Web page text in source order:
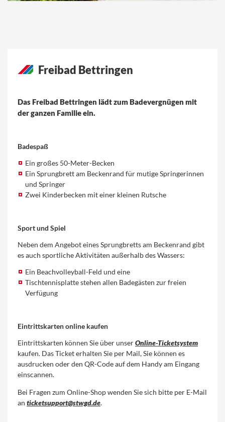
Freibad Bettringen
Das Freibad Bettringen lädt zum Badevergnügen mit
der ganzen Familie ein.
Badespaß
Ein großes 50-Meter-Becken
Ein Sprungbrett am Beckenrand für mutige Springerinnen
und Springer
Zwei Kinderbecken mit einer kleinen Rutsche
Sport und Spiel
Neben dem Angebot eines Sprungbretts am Beckenrand gibt
es auch sportliche Aktivitäten außerhalb des Wassers:
Ein Beachvolleyball-Feld und eine
Tischtennisplatte stehen allen Badegästen zur freien
Verfügung
Eintrittskarten online kaufen
Eintrittskarten können Sie über unserOnline-Ticketsystem
kaufen. Das Ticket erhalten Sie per Mail, Sie können es
ausdrucken oder den QR-Code auf dem Handy am Eingang
einscannen.
Bei Fragen zum Online-Shop wenden Sie sich bitte per E-Mail
an ticketsupport@stwgd.de.